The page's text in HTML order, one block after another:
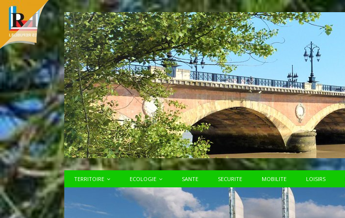
TERRITOIRE ECOLOGIE SANTE SECURITE MOBILITE LOISIRS